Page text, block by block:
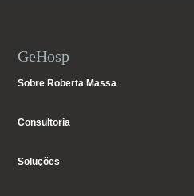
GeHosp
Sobre Roberta Massa
Consultoria
Soluções